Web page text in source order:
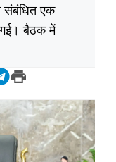
संबंधित एक
गई। बैठक में
Telegram
Print